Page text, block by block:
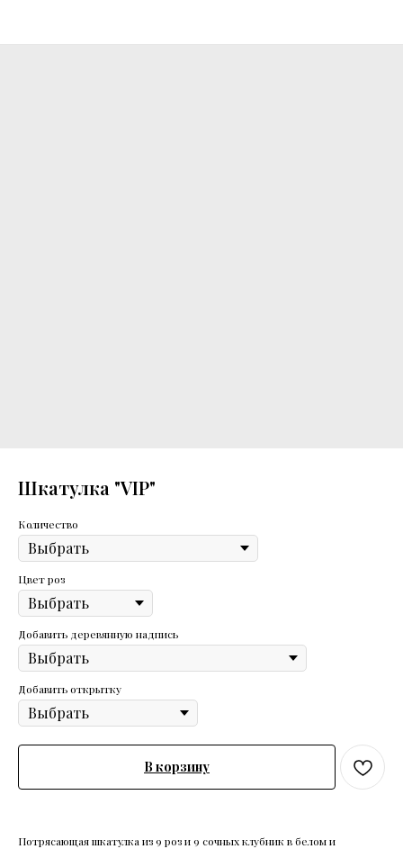
Шкатулка "VIP"
Количество
Цвет роз
Добавить деревянную надпись
Добавить открытку
В корзину
Потрясающая шкатулка из 9 роз и 9 сочных клубник в белом и